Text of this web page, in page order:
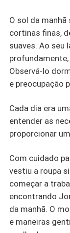
O sol da
cortinas finas,
suaves. Ao seu
Observá-lo
e preocupação
Cada dia era
entender as
proporcionar
Com cuidado
vestiu a roupa
começar a
encontrando
da manhã. O
e maneiras